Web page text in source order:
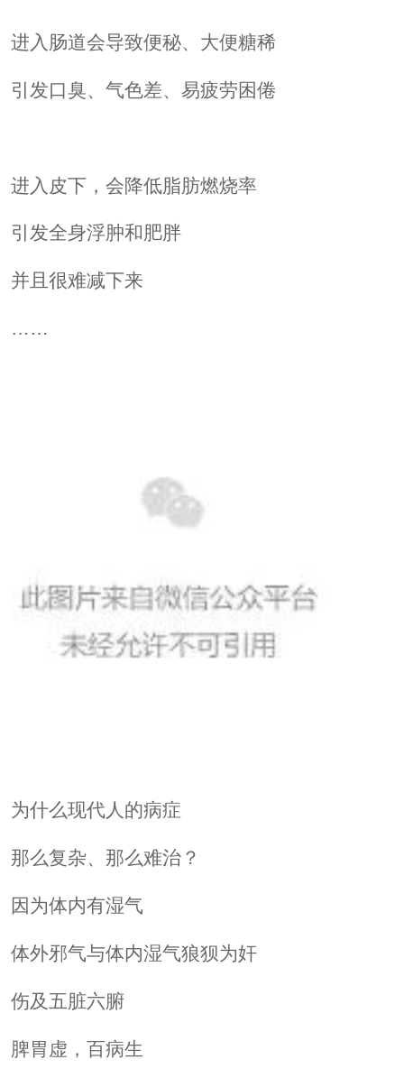
进入肠道会导致便秘、大便糖稀
引发口臭、气色差、易疲劳困倦
进入皮下，会降低脂肪燃烧率
引发全身浮肿和肥胖
并且很难减下来
……
为什么现代人的病症
那么复杂、那么难治？
因为体内有湿气
体外邪气与体内湿气狼狈为奸
伤及五脏六腑
脾胃虚，百病生